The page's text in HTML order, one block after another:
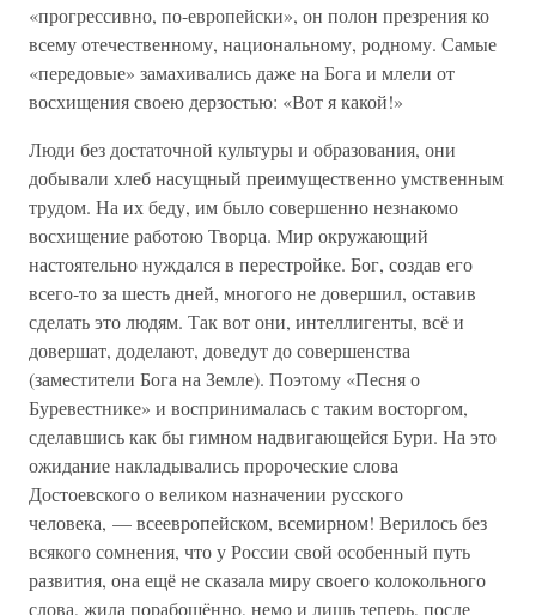
«прогрессивно, по-европейски», он полон презрения ко
всему отечественному, национальному, родному. Самые
«передовые» замахивались даже на Бога и млели от
восхищения своею дерзостью: «Вот я какой!»
Люди без достаточной культуры и образования, они
добывали хлеб насущный преимущественно умственным
трудом. На их беду, им было совершенно незнакомо
восхищение работою Творца. Мир окружающий
настоятельно нуждался в перестройке. Бог, создав его
всего-то за шесть дней, многого не довершил, оставив
сделать это людям. Так вот они, интеллигенты, всё и
довершат, доделают, доведут до совершенства
(заместители Бога на Земле). Поэтому «Песня о
Буревестнике» и воспринималась с таким восторгом,
сделавшись как бы гимном надвигающейся Бури. На это
ожидание накладывались пророческие слова
Достоевского о великом назначении русского
человека, — всеевропейском, всемирном! Верилось без
всякого сомнения, что у России свой особенный путь
развития, она ещё не сказала миру своего колокольного
слова, жила порабощённо, немо и лишь теперь, после